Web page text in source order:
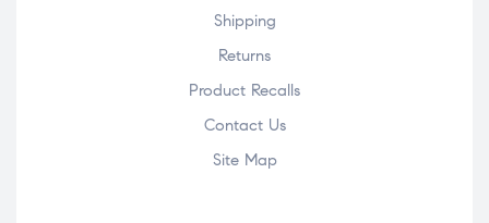
Shipping
Returns
Product Recalls
Contact Us
Site Map